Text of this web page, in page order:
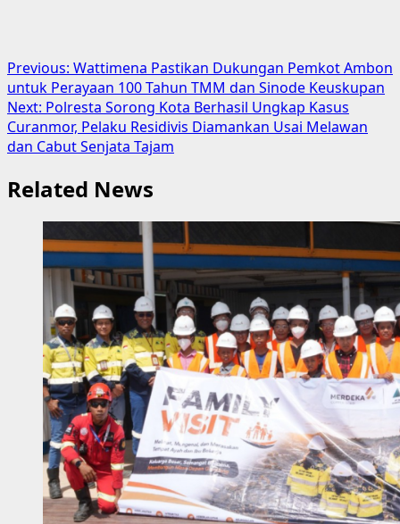
Post
navigation
Previous: Wattimena Pastikan Dukungan Pemkot Ambon
untuk Perayaan 100 Tahun TMM dan Sinode Keuskupan
Next: Polresta Sorong Kota Berhasil Ungkap Kasus
Curanmor, Pelaku Residivis Diamankan Usai Melawan
dan Cabut Senjata Tajam
Related News